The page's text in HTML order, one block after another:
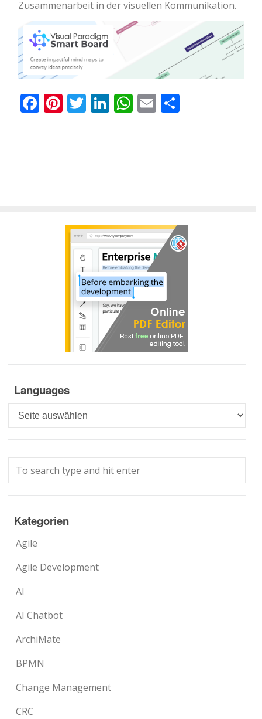
Zusammenarbeit in der visuellen Kommunikation.
Facebook
Pinterest
Twitter
LinkedIn
WhatsApp
Email
Languages
Languages
Kategorien
Agile
Agile Development
AI
AI Chatbot
ArchiMate
BPMN
Change Management
CRC